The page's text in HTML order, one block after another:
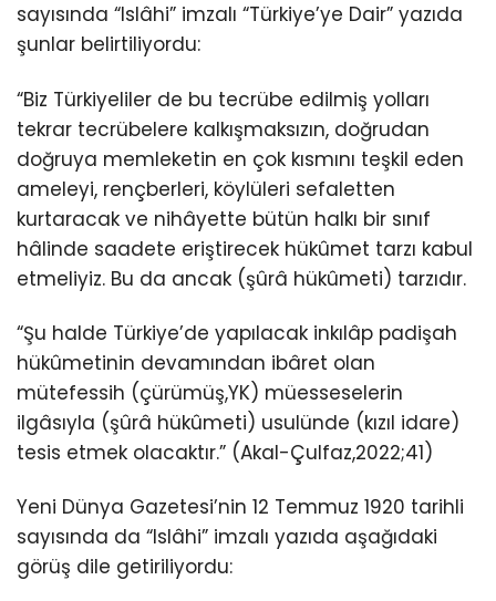
sayısında “Islâhi” imzalı “Türkiye’ye Dair” yazıda
şunlar belirtiliyordu:
“Biz Türkiyeliler de bu tecrübe edilmiş yolları
tekrar tecrübelere kalkışmaksızın, doğrudan
doğruya memleketin en çok kısmını teşkil eden
ameleyi, rençberleri, köylüleri sefaletten
kurtaracak ve nihâyette bütün halkı bir sınıf
hâlinde saadete eriştirecek hükûmet tarzı kabul
etmeliyiz. Bu da ancak (şûrâ hükûmeti) tarzıdır.
“Şu halde Türkiye’de yapılacak inkılâp padişah
hükûmetinin devamından ibâret olan
mütefessih (çürümüş,YK) müesseselerin
ilgâsıyla (şûrâ hükûmeti) usulünde (kızıl idare)
tesis etmek olacaktır.” (Akal-Çulfaz,2022;41)
Yeni Dünya Gazetesi’nin 12 Temmuz 1920 tarihli
sayısında da “Islâhi” imzalı yazıda aşağıdaki
görüş dile getiriliyordu: